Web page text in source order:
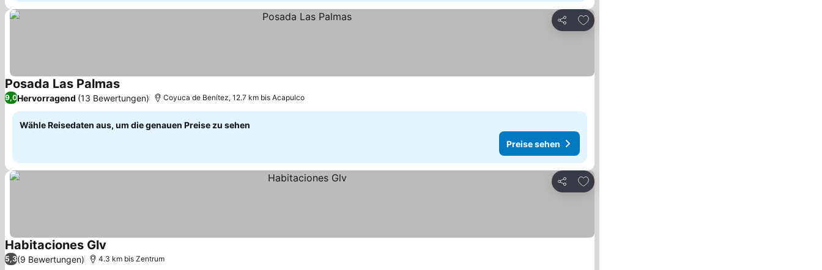
Teilen
Zu Favoriten hinzufügen
Posada Las Palmas
9,0Hervorragend (13 Bewertungen) Coyuca de Benítez, 12.7 km bis Acapulco
Wähle Reisedaten aus, um die genauen Preise zu sehen
Preise sehen
Teilen
Zu Favoriten hinzufügen
Habitaciones Glv
5,3(9 Bewertungen) 4.3 km bis Zentrum